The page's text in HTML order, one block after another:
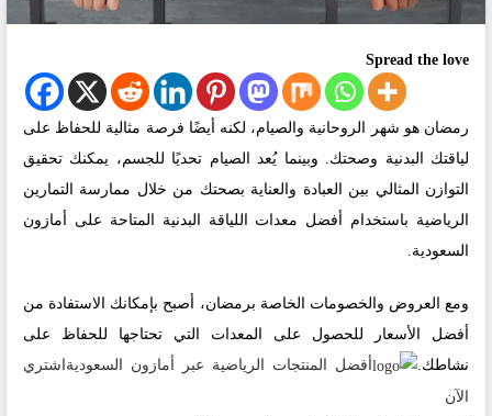
Spread the love
رمضان هو شهر الروحانية والصيام، لكنه أيضًا فرصة مثالية للحفاظ على
لياقتك البدنية وصحتك. وبينما يُعد الصيام تحديًا للجسم، يمكنك تحقيق
التوازن المثالي بين العبادة والعناية بصحتك من خلال ممارسة التمارين
الرياضية باستخدام أفضل معدات اللياقة البدنية المتاحة على أمازون
السعودية.
ومع العروض والخصومات الخاصة برمضان، أصبح بإمكانك الاستفادة من
أفضل الأسعار للحصول على المعدات التي تحتاجها للحفاظ على
نشاطك.
أفضل المنتجات الرياضية عبر أمازون السعودية اشتري
الآن